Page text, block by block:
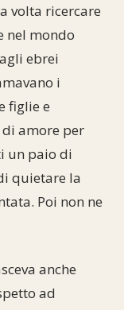
volta ricercare
nel mondo
ebrei
i
figlie e
amore per
un paio di
quietare la
Poi non ne
anche
ad